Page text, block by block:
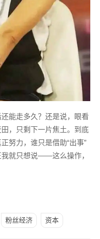
能走多久？还是说，眼看
，只剩下一片焦土。到底
努力，谁只是借助“出事”
就只想说——这么操作，
粉丝经济 资本